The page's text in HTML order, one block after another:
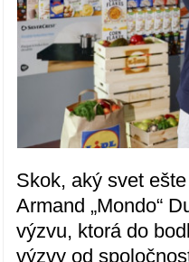
Skok, aký svet
Armand „Mondo“
výzvu, ktorá do
výzvy od